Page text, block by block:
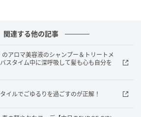
関連する他の記事
アロマ美容液のシャンプー＆トリートメ
スタイム中に深呼吸して髪も心も自分を
イルでごゆるりを過ごすのが正解！